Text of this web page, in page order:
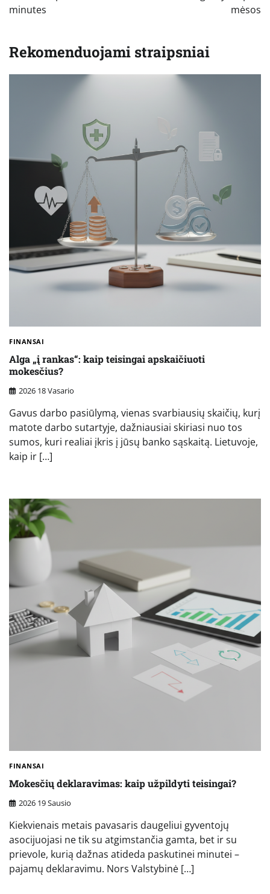
minutes
mėsos
Rekomenduojami straipsniai
FINANSAI
Alga „į rankas“: kaip teisingai apskaičiuoti
mokesčius?
2026 18 Vasario
Gavus darbo pasiūlymą, vienas svarbiausių skaičių, kurį
matote darbo sutartyje, dažniausiai skiriasi nuo tos
sumos, kuri realiai įkris į jūsų banko sąskaitą. Lietuvoje,
kaip ir […]
FINANSAI
Mokesčių deklaravimas: kaip užpildyti teisingai?
2026 19 Sausio
Kiekvienais metais pavasaris daugeliui gyventojų
asocijuojasi ne tik su atgimstančia gamta, bet ir su
prievole, kurią dažnas atideda paskutinei minutei –
pajamų deklaravimu. Nors Valstybinė […]